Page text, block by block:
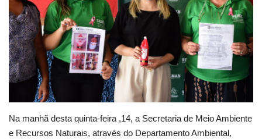
Webmail
Contato
Na manhã desta quinta-feira ,14, a Secretaria de Meio Ambiente
e Recursos Naturais, através do Departamento Ambiental,